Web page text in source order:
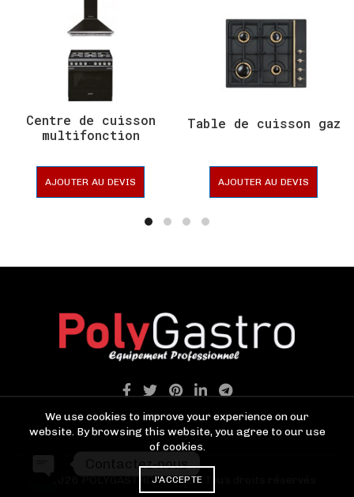
Centre de cuisson
multifonction
AJOUTER AU DEVIS
Table de cuisson gaz
AJOUTER AU DEVIS
© 2026POLYGASTRO TANGER. Tous droits réservés
We use cookies to improve your experience on our
website. By browsing this website, you agree to our use
of cookies.
J'ACCEPTE
Contactez-nous